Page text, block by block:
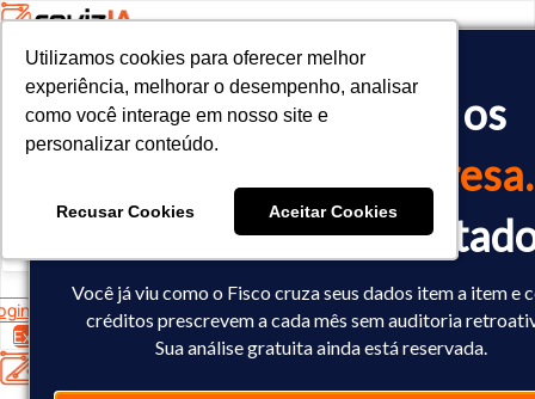
O Fisco já cruzou os
da sua empresa.
Você já sabe o
Você já viu como o Fisco cruza seus dados item a item e
créditos prescrevem a cada mês sem auditoria
Sua análise gratuita ainda está reservada.
Utilizamos cookies para oferecer melhor
experiência, melhorar o desempenho, analisar
como você interage em nosso site e
personalizar conteúdo.
Recusar Cookies Aceitar Cookies
Utilizamos cookies para oferecer melhor
experiência, melhorar o desempenho, analisar
como você interage em nosso site e
personalizar conteúdo.
Recusar Cookies Aceitar Cookies
<!-- Google tag (gtag.js) -->
<script async src="https://www.googletagmanager.com/gtag/
<script>
  window.dataLayer = window.dataLayer || [];
  gtag('config', 'AW-10793602440');
Experimente Grátis